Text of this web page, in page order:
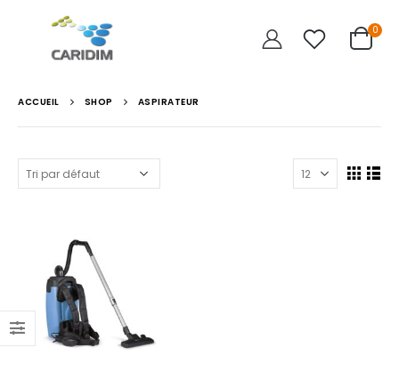
0
ACCUEIL SHOP ASPIRATEUR